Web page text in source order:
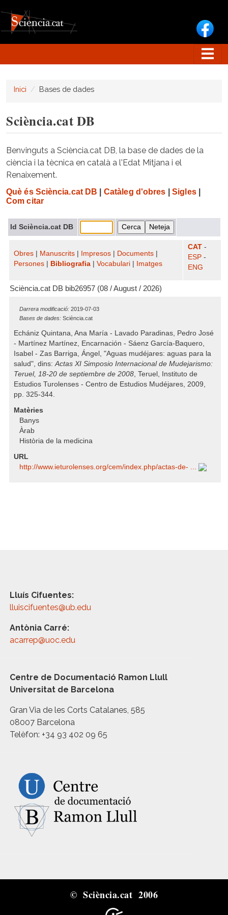
Inici Bases de dades
Sciència.cat DB
Benvinguts a Sciència.cat DB, la base de dades de la
ciència i la tècnica en català a l'Edat Mitjana i el
Renaixement.
Què és Sciència.cat DB Catàleg d'obres Sigles|
Com citar
Id Sciència.cat DB
Obres Manuscrits Impresos Documents
Persones
Bibliografia Vocabulari Imatges
CAT -
ESP -
ENG
Sciència.cat DB bib26957 (08 / August / 2026)
Darrera modificació: 2019-07-03
Bases de dades: Sciència.cat
Echániz Quintana, Ana María - Lavado Paradinas, Pedro José
- Martínez Martínez, Encarnación - Sáenz García-Baquero,
Isabel - Zas Barriga, Ángel, "Aguas mudéjares: aguas para la
salud", dins:Actas XI Simposio Internacional de Mudejarismo:
Teruel, 18-20 de septiembre de 2008, Teruel, Instituto de
Estudios Turolenses - Centro de Estudios Mudéjares, 2009,
pp. 325-344.
Matèries
Banys
Àrab
Història de la medicina
URL
http:/​/​www.ieturolenses.org/​cem/​index.php/​actas-de- ...
Lluís Cifuentes:
lluiscifuentes@ub.edu
Antònia Carré:
acarrep@uoc.edu
Centre de Documentació Ramon Llull
Universitat de Barcelona
Gran Via de les Corts Catalanes, 585
08007 Barcelona
Telèfon: +34 93 402 09 65
© Sciència.cat 2006